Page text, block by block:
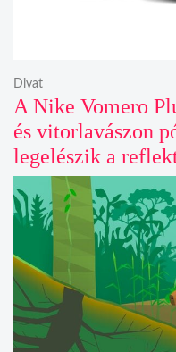
A Nike Vomero
és vitorlavászon
legelészik a
Divat